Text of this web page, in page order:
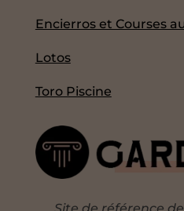
Encierros et Courses
Lotos
Toro Piscine